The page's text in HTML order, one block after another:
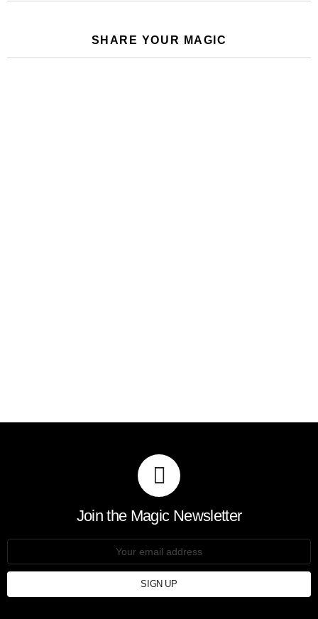
SHARE YOUR MAGIC
Join the Magic Newsletter